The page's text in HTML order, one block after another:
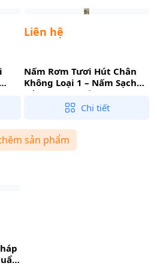
Liên hệ
Nấm Rơm Tươi Hút Chân
Không Loại 1 – Nấm Sạch
Trồng Rơm, Tiện Lợi Cho
Chi tiết
sản phẩm